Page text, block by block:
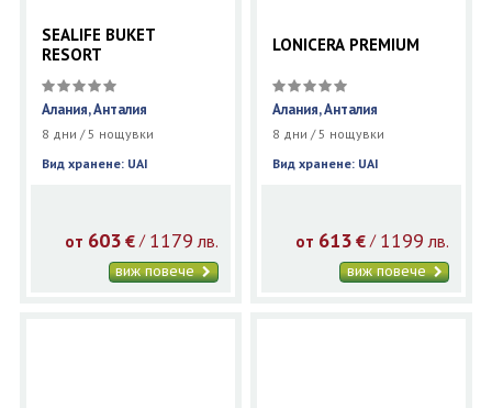
SEALIFE BUKET
RESORT
Алания, Анталия
8 дни / 5 нощувки
Вид хранене: UAI
от 603 €/ 1179 лв.
виж повече
LONICERA PREMIUM
Алания, Анталия
8 дни / 5 нощувки
Вид хранене: UAI
от 613 € / 1199 лв.
виж повече